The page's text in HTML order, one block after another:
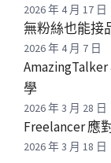
2026 年 4 月 17 日
無粉絲也能接
2026 年 4 月 7 日
學
2026 年 3 月 28 日
Freelancer 應
2026 年 3 月 18 日